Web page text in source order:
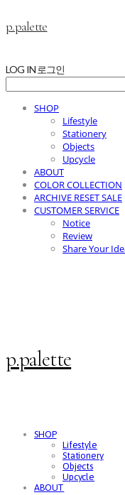
p.palette
LOG IN 로그인
SHOP
Lifestyle
Stationery
Objects
Upcycle
ABOUT
COLOR COLLECTION
ARCHIVE RESET SALE
CUSTOMER SERVICE
Notice
Review
Share Your
p.palette
SHOP
Lifestyle
Stationery
Objects
Upcycle
ABOUT